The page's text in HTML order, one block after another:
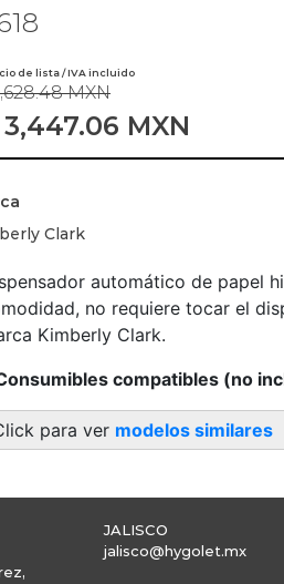
de lista / IVA incluido
MXN
3,447.06 MXN
Clark
automático de papel
no requiere tocar el
Kimberly Clark.
compatibles (no
para ver modelos similares
JALISCO
jalisco@hygolet.mx